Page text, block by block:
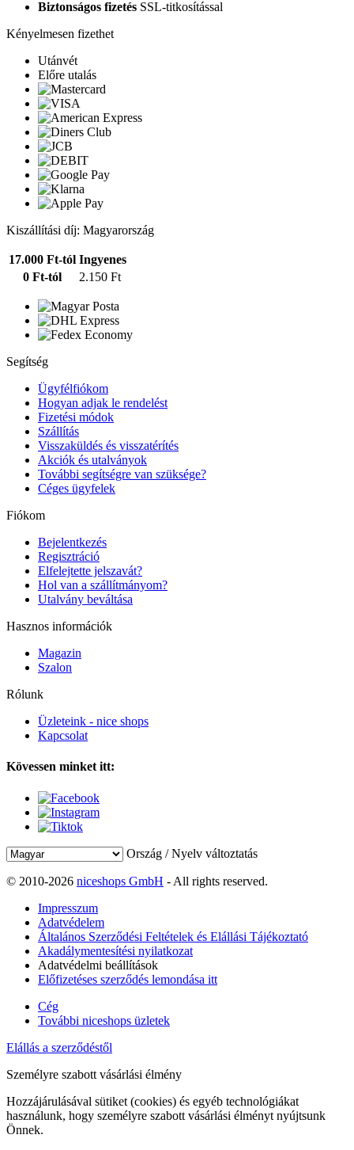
Biztonságos fizetés SSL-titkosítással
Kényelmesen fizethet
Utánvét
Előre utalás
Kiszállítási díj: Magyarország
17.000 Ft-tól Ingyenes
0 Ft-tól
2.150 Ft
Segítség
Ügyfélfiókom
Hogyan adjak le rendelést
Fizetési módok
Szállítás
Visszaküldés és visszatérítés
Akciók és utalványok
További segítségre van szüksége?
Céges ügyfelek
Fiókom
Bejelentkezés
Regisztráció
Elfelejtette jelszavát?
Hol van a szállítmányom?
Utalvány beváltása
Hasznos információk
Magazin
Szalon
Rólunk
Üzleteink - nice shops
Kapcsolat
Kövessen minket itt:
Ország / Nyelv változtatás
© 2010-2026 niceshops GmbH - All rights reserved.
Impresszum
Adatvédelem
Általános Szerződési Feltételek és Elállási Tájékoztató
Akadálymentesítési nyilatkozat
Adatvédelmi beállítások
Előfizetéses szerződés lemondása itt
Cég
További niceshops üzletek
Elállás a szerződéstől
Személyre szabott vásárlási élmény
Hozzájárulásával sütiket (cookies) és egyéb technológiákat
használunk, hogy személyre szabott vásárlási élményt nyújtsunk
Önnek.